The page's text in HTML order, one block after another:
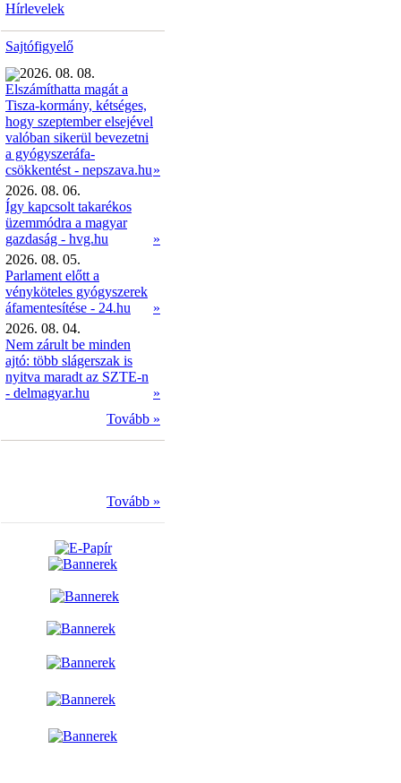
Hírlevelek
Sajtófigyelő
2026. 08. 08.
Elszámíthatta magát a
Tisza-kormány, kétséges,
hogy szeptember elsejével
valóban sikerül bevezetni
a gyógyszeráfa-
csökkentést - nepszava.hu»
2026. 08. 06.
Így kapcsolt takarékos
üzemmódra a magyar
gazdaság - hvg.hu
»
2026. 08. 05.
Parlament előtt a
vényköteles gyógyszerek
áfamentesítése - 24.hu
»
2026. 08. 04.
Nem zárult be minden
ajtó: több slágerszak is
nyitva maradt az SZTE-n
- delmagyar.hu
»
Tovább »
Tovább »